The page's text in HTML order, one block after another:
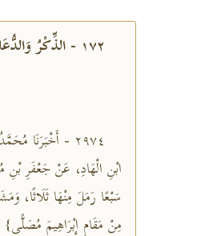
١٧٢ - الذِّكْرُ وَالدُّعَاءُ عَلَى الصَّفَا
٢٩٧٤ -
ابْنِ الْهَادِ، عَنْ جَعْفَرِ
سَبْعًا رَمَلَ مِنْهَا ثَلَاثًا،